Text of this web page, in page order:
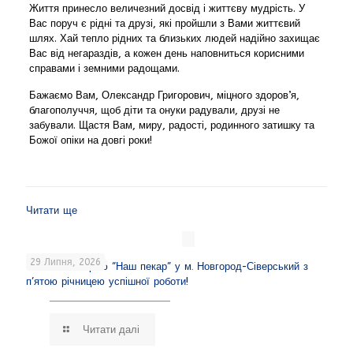
Життя принесло величезний досвід і життєву мудрість. У
Вас поруч є рідні та друзі, які пройшли з Вами життєвий
шлях. Хай тепло рідних та близьких людей надійно захищає
Вас від негараздів, а кожен день наповниться корисними
справами і земними радощами.
Бажаємо Вам, Олександр Григорович, міцного здоров’я,
благополуччя, щоб діти та онуки радували, друзі не
забували. Щастя Вам, миру, радості, родинного затишку та
Божої опіки на довгі роки!
Читати ще
29 Липня, 2026
Вітаємо пекарню “Наш пекар” у м. Новгород-Сіверський з
п’ятою річницею успішної роботи!
Читати далі